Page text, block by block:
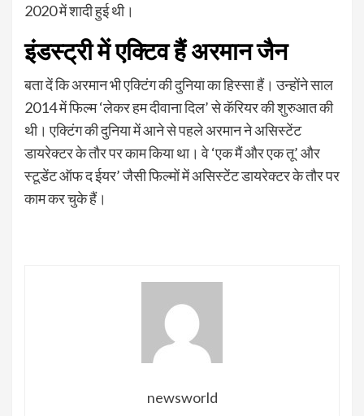
2020 में शादी हुई थी।
इंडस्ट्री में एक्टिव हैं अरमान जैन
बता दें कि अरमान भी एक्टिंग की दुनिया का हिस्सा हैं। उन्होंने साल
2014 में फिल्म ‘लेकर हम ​दीवाना दिल’ से कॅरियर की शुरुआत की
थी। एक्टिंग की दुनिया में आने से पहले अरमान ने असिस्टेंट
डायरेक्टर के तौर पर काम किया था। वे ‘एक मैं और एक तू’ और
स्टूडेंट ऑफ द ईयर’ जैसी फिल्मों में असिस्टेंट डायरेक्टर के तौर पर
काम कर चुके हैं।
newsworld